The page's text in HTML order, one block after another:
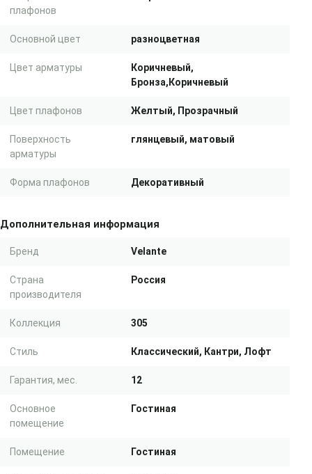
плафонов
Основной цвет разноцветная
Цвет арматуры
Коричневый,
Бронза,Коричневый
Цвет плафонов Желтый, Прозрачный
Поверхность
арматуры
глянцевый, матовый
Форма плафонов Декоративный
Дополнительная информация
Бренд Velante
Страна
производителя
Россия
Коллекция 305
Стиль Классический, Кантри, Лофт
Гарантия, мес. 12
Основное
помещение
Гостиная
Помещение Гостиная